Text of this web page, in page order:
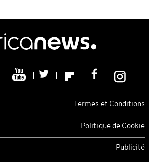
Termes et Conditions
Politique de Cookie
Publicité